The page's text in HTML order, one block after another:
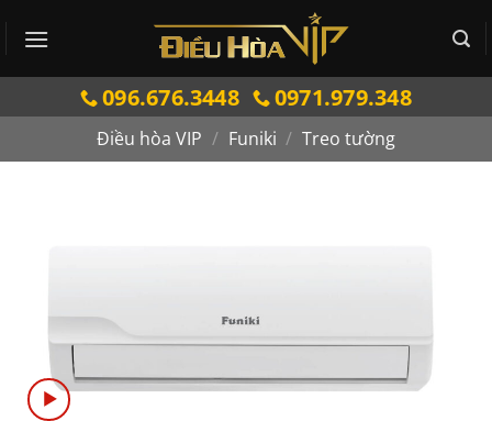
qua
096.676.3448 0971.979.348
Điều hòa VIP / Funiki / Treo tường